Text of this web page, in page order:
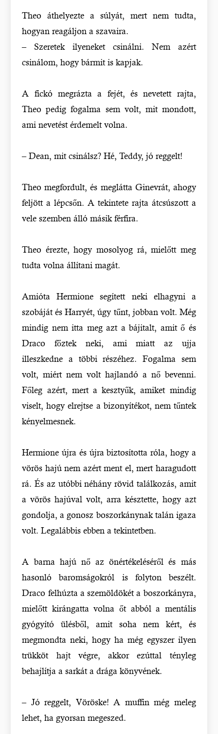
Theo áthelyezte a súlyát, mert nem tudta,
hogyan reagáljon a szavaira.
– Szeretek ilyeneket csinálni. Nem azért
csinálom, hogy bármit is kapjak.
A fickó megrázta a fejét, és nevetett rajta,
Theo pedig fogalma sem volt, mit mondott,
ami nevetést érdemelt volna.
– Dean, mit csinálsz? Hé, Teddy, jó reggelt!
Theo megfordult, és meglátta Ginevrát, ahogy
feljött a lépcsőn. A tekintete rajta átcsúszott a
vele szemben álló másik férfira.
Theo érezte, hogy mosolyog rá, mielőtt meg
tudta volna állítani magát.
Amióta Hermione segített neki elhagyni a
szobáját és Harryét, úgy tűnt, jobban volt. Még
mindig nem itta meg azt a bájitalt, amit ő és
Draco főztek neki, ami miatt az ujja
illeszkedne a többi részéhez. Fogalma sem
volt, miért nem volt hajlandó a nő bevenni.
Főleg azért, mert a kesztyűk, amiket mindig
viselt, hogy elrejtse a bizonyítékot, nem tűntek
kényelmesnek.
Hermione újra és újra biztosította róla, hogy a
vörös hajú nem azért ment el, mert haragudott
rá. És az utóbbi néhány rövid találkozás, amit
a vörös hajúval volt, arra késztette, hogy azt
gondolja, a gonosz boszorkánynak talán igaza
volt. Legalábbis ebben a tekintetben.
A barna hajú nő az önértékeléséről és más
hasonló baromságokról is folyton beszélt.
Draco felhúzta a szemöldökét a boszorkányra,
mielőtt kirángatta volna őt abból a mentális
gyógyító ülésből, amit soha nem kért, és
megmondta neki, hogy ha még egyszer ilyen
trükköt hajt végre, akkor ezúttal tényleg
behajlítja a sarkát a drága könyvének.
– Jó reggelt, Vöröske! A muffin még meleg
lehet, ha gyorsan megeszed.